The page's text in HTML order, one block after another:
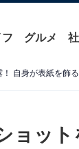
グルメ
自身が表紙を飾
ョッ